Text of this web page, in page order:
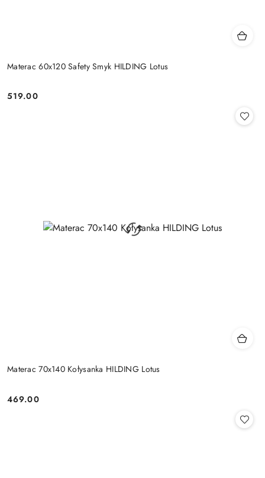
Materac 60x120 Safety Smyk HILDING Lotus
Cena:
519.00
Materac 70x140 Kołysanka HILDING Lotus
Cena:
469.00